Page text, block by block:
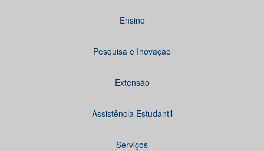
Ensino
Pesquisa e Inovação
Extensão
Assistência Estudantil
Serviços